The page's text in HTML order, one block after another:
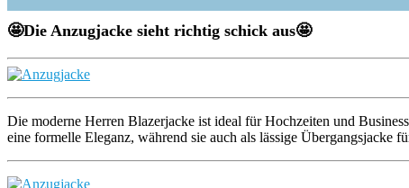
🤩Die Anzugjacke sieht richtig schick aus🤩
Die moderne Herren Blazerjacke ist ideal für Hochzeiten und
eine formelle Eleganz, während sie auch als lässige Übergangsjacke